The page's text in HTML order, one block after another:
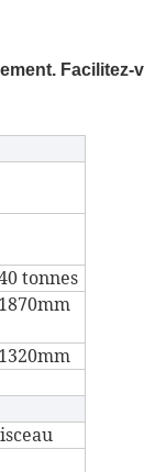
Facilitez-
tonnes
1870mm
1320mm